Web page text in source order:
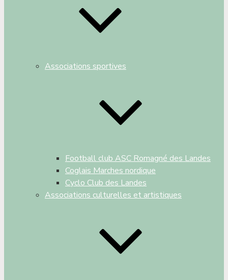
Associations sportives
Football club ASC Romagné des Landes
Coglais Marches nordique
Cyclo Club des Landes
Associations culturelles et artistiques